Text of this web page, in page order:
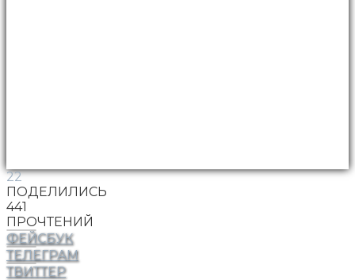
22
ПОДЕЛИЛИСЬ
441
ПРОЧТЕНИЙ
ФЕЙСБУК
ТЕЛЕГРАМ
ТВИТТЕР